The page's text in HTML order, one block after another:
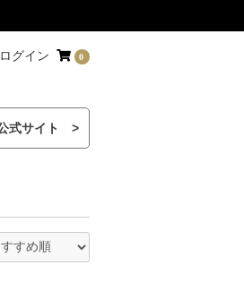
0
ログイン
公式サイト >